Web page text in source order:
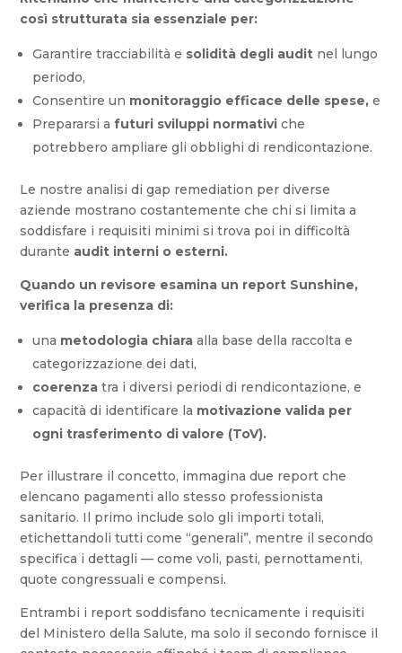
così strutturata sia essenziale per:
Garantire tracciabilità e solidità degli audit nel lungo
periodo,
Consentire un monitoraggio efficace delle spese, e
Prepararsi afuturi sviluppi normativi che
potrebbero ampliare gli obblighi di rendicontazione.
Le nostre analisi di gap remediation per diverse
aziende mostrano costantemente che chi si limita a
soddisfare i requisiti minimi si trova poi in difficoltà
durante audit interni o esterni.
Quando un revisore esamina un report Sunshine,
verifica la presenza di:
una metodologia chiara alla base della raccolta e
categorizzazione dei dati,
coerenza tra i diversi periodi di rendicontazione, e
capacità di identificare la motivazione valida per
ogni trasferimento di valore (ToV).
Per illustrare il concetto, immagina due report che
elencano pagamenti allo stesso professionista
sanitario. Il primo include solo gli importi totali,
etichettandoli tutti come “generali”, mentre il secondo
specifica i dettagli — come voli, pasti, pernottamenti,
quote congressuali e compensi.
Entrambi i report soddisfano tecnicamente i requisiti
del Ministero della Salute, ma solo il secondo fornisce il